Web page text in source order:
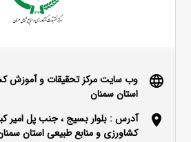
language
وب سایت مرکز تحقیقات و آموزش
استان سمنان
location_on
آدرس : بلوار بسیج ، جنب پل امیر
کشاورزی و منابع طبیعی استان